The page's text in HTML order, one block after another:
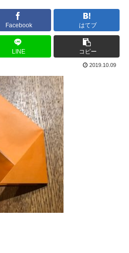
Facebook はてブ
LINE コピー
2019.10.09